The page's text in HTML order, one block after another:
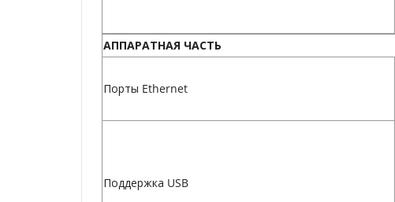
АППАРАТНАЯ ЧАСТЬ
Порты Ethernet
Поддержка USB